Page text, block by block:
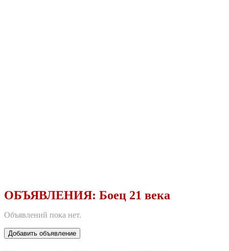
ОБЪЯВЛЕНИЯ: Боец 21 века
Объявлений пока нет.
Добавить объявление